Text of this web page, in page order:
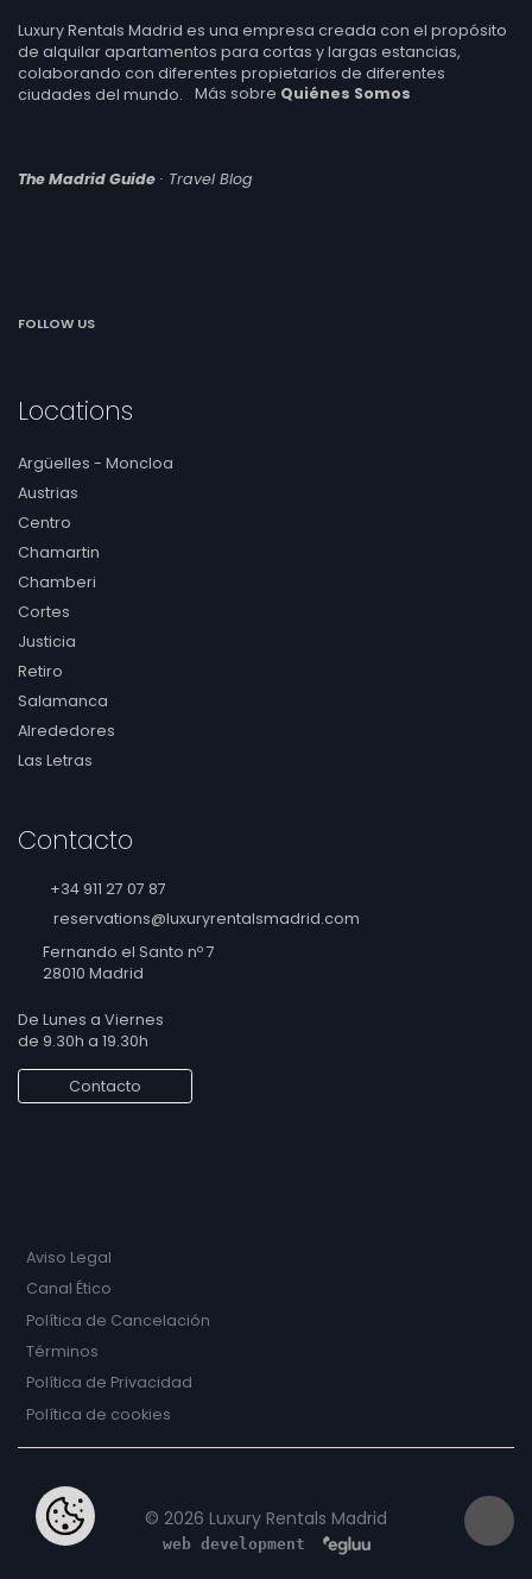
Luxury Rentals Madrid es una empresa creada con el propósito
de alquilar apartamentos para cortas y largas estancias,
colaborando con diferentes propietarios de diferentes
ciudades del mundo.
Más sobre Quiénes Somos
The Madrid Guide · Travel Blog
FOLLOW US
Locations
Argüelles - Moncloa
Austrias
Centro
Chamartin
Chamberi
Cortes
Justicia
Retiro
Salamanca
Alrededores
Las Letras
Contacto
+34 911 27 07 87
reservations@luxuryrentalsmadrid.com
Fernando el Santo nº 7
28010 Madrid
De Lunes a Viernes
de 9.30h a 19.30h
Contacto
Aviso Legal
Canal Ético
Política de Cancelación
Términos
Política de Privacidad
Política de cookies
© 2026 Luxury Rentals Madrid
web development